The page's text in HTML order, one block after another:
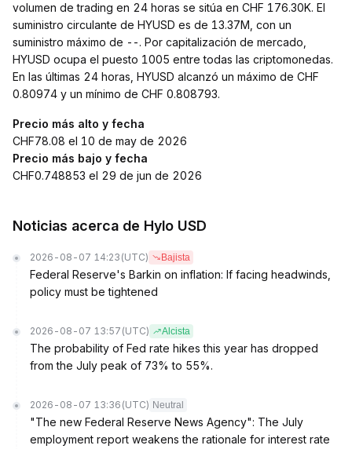
volumen de trading en 24 horas se sitúa en CHF 176.30K. El
suministro circulante de HYUSD es de 13.37M, con un
suministro máximo de --. Por capitalización de mercado,
HYUSD ocupa el puesto 1005 entre todas las criptomonedas.
En las últimas 24 horas, HYUSD alcanzó un máximo de CHF
0.80974 y un mínimo de CHF 0.808793.
Precio más alto y fecha
CHF78.08 el 10 de may de 2026
Precio más bajo y fecha
CHF0.748853 el 29 de jun de 2026
Noticias acerca de Hylo USD
2026-08-07 14:23 (UTC) Bajista
Federal Reserve's Barkin on inflation: If facing headwinds,
policy must be tightened
2026-08-07 13:57 (UTC) Alcista
The probability of Fed rate hikes this year has dropped
from the July peak of 73% to 55%.
2026-08-07 13:36 (UTC) Neutral
"The new Federal Reserve News Agency": The July
employment report weakens the rationale for interest rate